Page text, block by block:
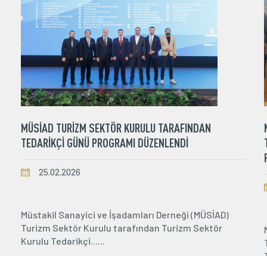
MÜSİAD TURİZM SEKTÖR KURULU TARAFINDAN
TEDARİKÇİ GÜNÜ PROGRAMI DÜZENLENDİ
25.02.2026
Müstakil Sanayici ve İşadamları Derneği (MÜSİAD)
Turizm Sektör Kurulu tarafından Turizm Sektör
Kurulu Tedarikçi......